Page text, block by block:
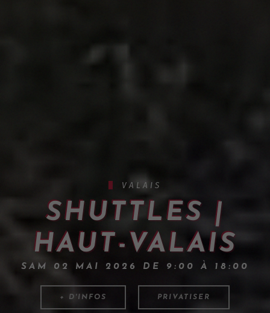
VALAIS
SHUTTLES |
HAUT-VALAIS
SAM 02 MAI 2026 DE 9:00 À 18:00
+ D'INFOS PRIVATISER